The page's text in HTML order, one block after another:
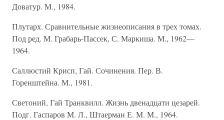
Доватур. М., 1984.
Плутарх. Сравнительные жизнеописания в трех томах.
Под ред. М. Грабарь-Пассек, С. Маркиша. М., 1962—
1964.
Саллюстий Крисп, Гай. Сочинения. Пер. В.
Горенштейна. М., 1981.
Светоний, Гай Транквилл. Жизнь двенадцати цезарей.
Подг. Гаспаров М. Л., Штаерман Е. М. М., 1964.